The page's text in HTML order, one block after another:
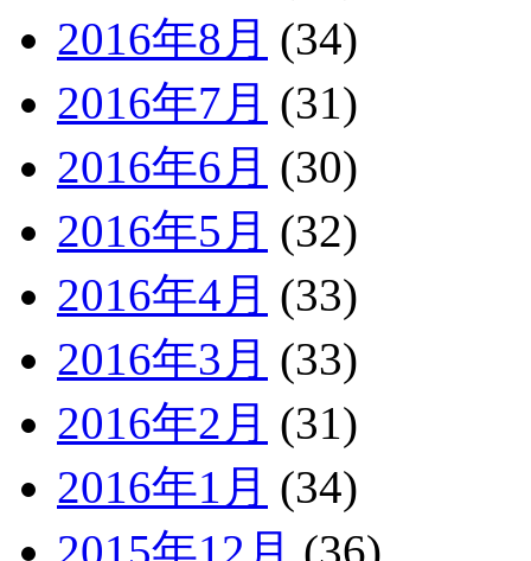
2016年8月 (34)
2016年7月 (31)
2016年6月 (30)
2016年5月 (32)
2016年4月 (33)
2016年3月 (33)
2016年2月 (31)
2016年1月 (34)